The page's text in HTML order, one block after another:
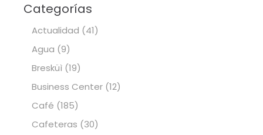
Categorías
Actualidad (41)
Agua (9)
Bresküì (19)
Business Center (12)
Café (185)
Cafeteras (30)